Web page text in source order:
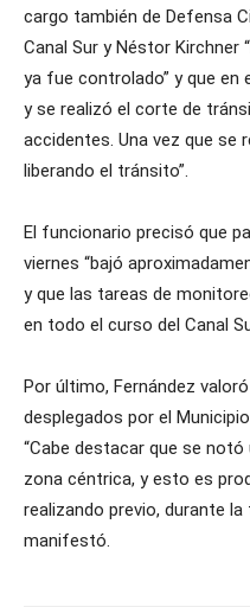
cargo también de Defensa
Canal Sur y Néstor Kirchner
ya fue controlado” y que en
y se realizó el corte de
accidentes. Una vez que se
liberando el tránsito”.
El funcionario precisó que
viernes “bajó
y que las tareas de
en todo el curso del Canal
Por último, Fernández
desplegados por el
“Cabe destacar que se
zona céntrica, y esto es
realizando previo, durante
manifestó.